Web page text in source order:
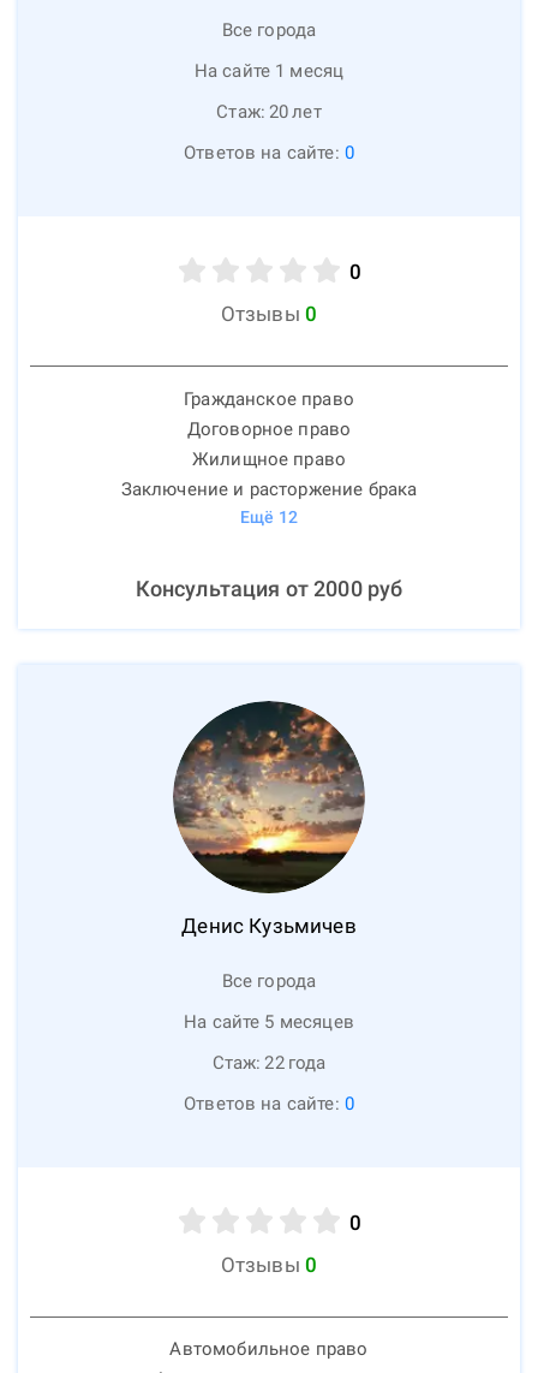
Все города
На сайте 1 месяц
Стаж: 20лет
Ответов на сайте: 0
0
Отзывы 0
Гражданское право
Договорное право
Жилищное право
Заключение и расторжение брака
Ещё 12
Консультация от2000руб
Денис Кузьмичев
Все города
На сайте 5 месяцев
Стаж: 22 года
Ответов на сайте: 0
0
Отзывы 0
Автомобильное право